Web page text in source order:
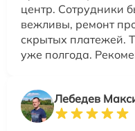
центр. Сотрудники
вежливы, ремонт
скрытых платежей.
уже полгода.
Лебедев